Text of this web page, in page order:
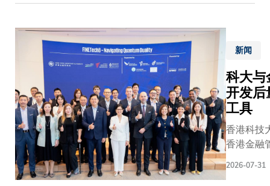
新闻
科大与
开发后
工具
香港科技
香港金融
码学工具
2026-07-31